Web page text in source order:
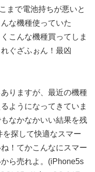
まで電池持ちが悪いと
な機種使っていた
こんな機種買ってしま
ぐざふぉん！最凶
りますが、最近の機種
ようになってきていま
なかなかいい結果を残
探して快適なスマー
！てかこんなにスマー
ら売れよ。(iPhone5s